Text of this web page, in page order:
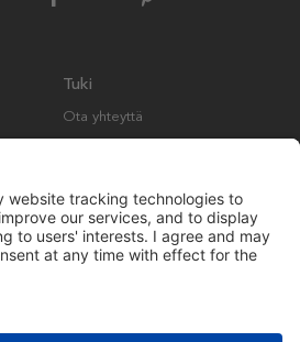
Tuki
Ota yhteyttä
Palautukset ja vaatimukset